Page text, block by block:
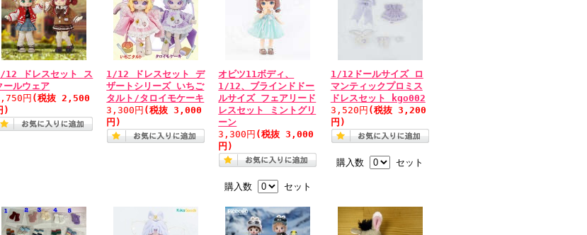
12 ドレスセット ス
ールウェア
円 (税抜 2,500
)
1/12 ドレスセット デ
ザートシリーズ いちご
タルト/タロイモケーキ
3,300円 (税抜 3,000
円)
オビツ11ボディ、
1/12、ブラインドドー
ルサイズ フェアリード
レスセット ミントグリ
ーン
3,300円 (税抜 3,000
円)
購入数 セット
1/12ドールサイズ ロ
マンティックプロミス
ドレスセット kgo002
3,520円 (税抜 3,200
円)
購入数 セット